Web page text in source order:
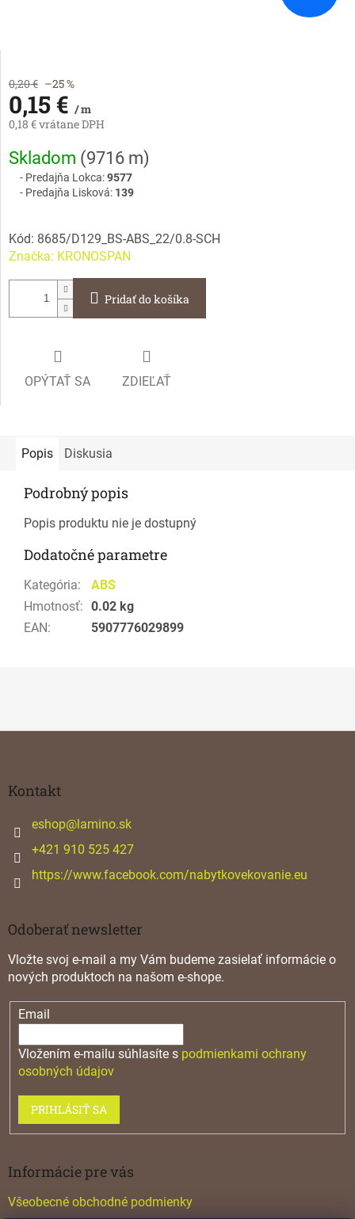
0,20 € –25 %
0,15 € / m
0,18 € vrátane DPH
Jednotková
cena:
Skladom (9716 m)
Predajňa Lokca:9577
Predajňa Lisková: 139
Kód: 8685/D129_BS-ABS_22/0.8-SCH
Značka: KRONOSPAN
Pridať do košíka
OPÝTAŤ SA ZDIEĽAŤ
Popis Diskusia
Podrobný popis
Popis produktu nie je dostupný
Dodatočné parametre
Kategória:
ABS
Hmotnosť: 0.02 kg
EAN: 5907776029899
Kontakt
eshop@lamino.sk
+421 910 525 427
https://www.facebook.com/nabytkovekovanie.eu
Odoberať newsletter
Vložte svoj e-mail a my Vám budeme zasielať informácie o
nových produktoch na našom e-shope.
Email
Vložením e-mailu súhlasíte s podmienkami ochrany
osobných údajov
PRIHLÁSIŤ SA
Informácie pre vás
Všeobecné obchodné podmienky